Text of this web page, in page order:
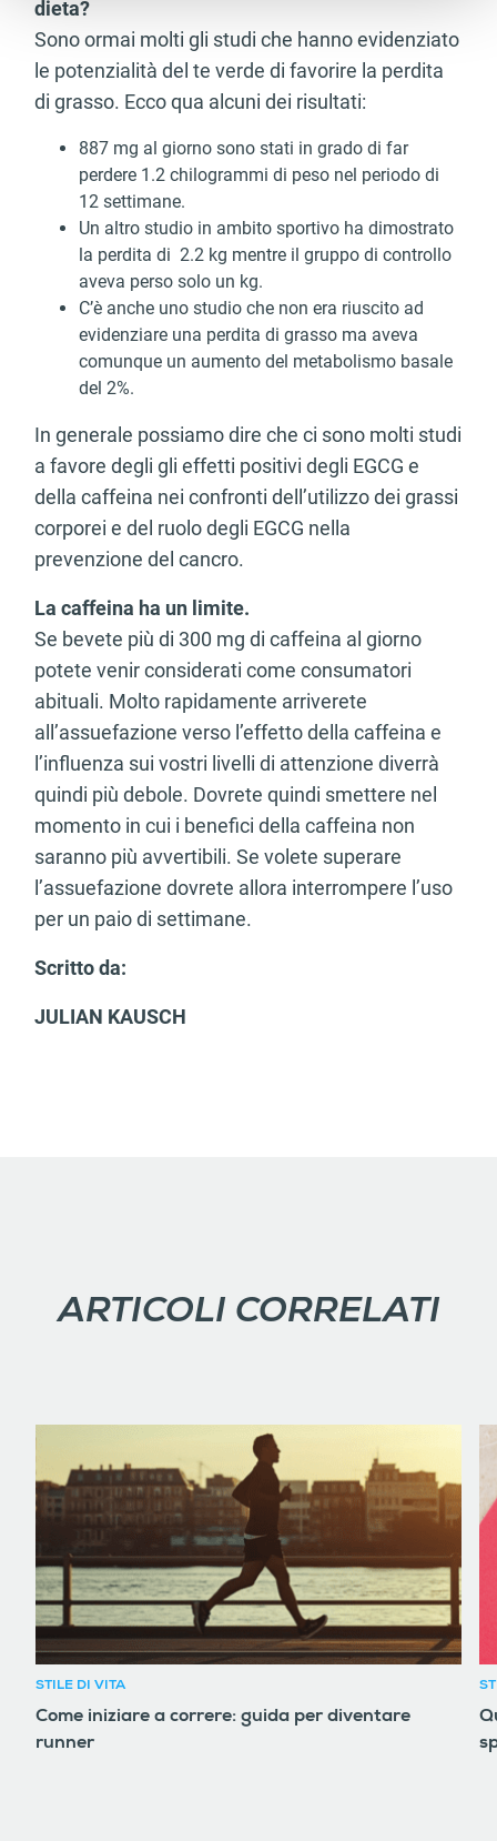
attivamente alla ricerca di caratteristiche specifiche
(impronte digitali).
Approfondisci come vengono elaborati i tuoi dati personali
e imposta le tue preferenze nella
sezione dettagli
modificare o ritirare il tuo consenso in qualsiasi momento
dalla Dichiarazione sui cookie.
Utilizziamo i cookie per personalizzare contenuti ed
annunci, per fornire funzionalità dei social media e per
analizzare il nostro traffico. Condividiamo inoltre
informazioni sul modo in cui utilizza il nostro sito con i
nostri partner che si occupano di analisi dei dati web,
pubblicità e social media, i quali potrebbero combinarle
con altre informazioni che ha fornito loro o che hanno
raccolto dal suo utilizzo dei loro servizi.
dieta?
Sono ormai molti gli studi che hanno evidenziato
le potenzialità del te verde di favorire la perdita
di grasso. Ecco qua alcuni dei risultati:
887 mg al giorno sono stati in grado di far
perdere 1.2 chilogrammi di peso nel periodo di
12 settimane.
Un altro studio in ambito sportivo ha dimostrato
la perdita di 2.2 kg mentre il gruppo di controllo
aveva perso solo un kg.
C’è anche uno studio che non era riuscito ad
evidenziare una perdita di grasso ma aveva
comunque un aumento del metabolismo basale
del 2%.
In generale possiamo dire che ci sono molti studi
a favore degli gli effetti positivi degli EGCG e
della caffeina nei confronti dell’utilizzo dei grassi
corporei e del ruolo degli EGCG nella
prevenzione del cancro.
La caffeina ha un limite.
Se bevete più di 300 mg di caffeina al giorno
potete venir considerati come consumatori
abituali. Molto rapidamente arriverete
all’assuefazione verso l’effetto della caffeina e
l’influenza sui vostri livelli di attenzione diverrà
quindi più debole. Dovrete quindi smettere nel
momento in cui i benefici della caffeina non
saranno più avvertibili. Se volete superare
l’assuefazione dovrete allora interrompere l’uso
per un paio di settimane.
Scritto da:
JULIAN KAUSCH
ARTICOLI CORRELATI
STILE DI VITA
Come iniziare a correre: guida per diventare
runner